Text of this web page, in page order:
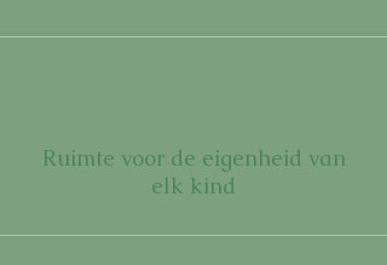
Ruimte voor de eigenheid van
elk kind